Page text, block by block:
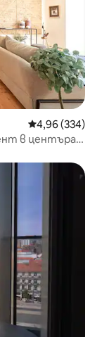
Средна
4,96 (334)
в центъра